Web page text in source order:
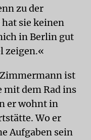
zu der
hat sie keinen
in Berlin gut
zeigen.«
ist
mit dem Rad ins
er wohnt in
Wo er
Aufgaben sein